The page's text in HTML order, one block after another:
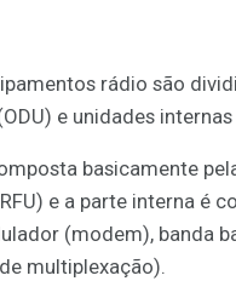
rádio são
e unidades internas
basicamente
e a parte interna é
(modem), banda
multiplexação).